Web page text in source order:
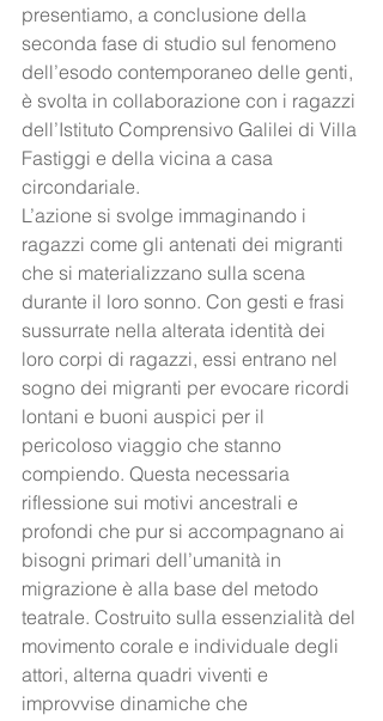
presentiamo, a conclusione della
seconda fase di studio sul fenomeno
dell’esodo contemporaneo delle genti,
è svolta in collaborazione con i ragazzi
dell’Istituto Comprensivo Galilei di Villa
Fastiggi e della vicina a casa
circondariale.
L’azione si svolge immaginando i
ragazzi come gli antenati dei migranti
che si materializzano sulla scena
durante il loro sonno. Con gesti e frasi
sussurrate nella alterata identità dei
loro corpi di ragazzi, essi entrano nel
sogno dei migranti per evocare ricordi
lontani e buoni auspici per il
pericoloso viaggio che stanno
compiendo. Questa necessaria
riflessione sui motivi ancestrali e
profondi che pur si accompagnano ai
bisogni primari dell’umanità in
migrazione è alla base del metodo
teatrale. Costruito sulla essenzialità del
movimento corale e individuale degli
attori, alterna quadri viventi e
improvvise dinamiche che